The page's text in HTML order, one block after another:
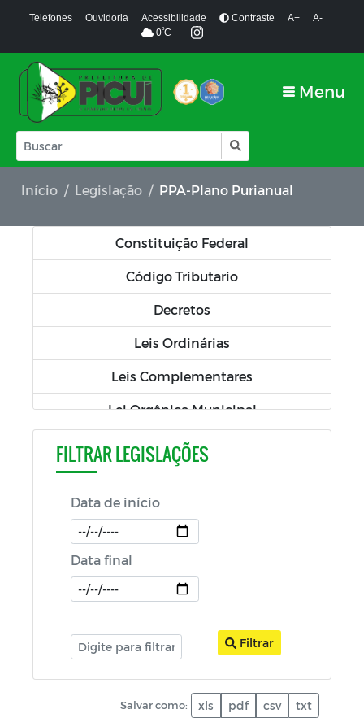
Telefones Ouvidoria Acessibilidade Contraste A+
A-
0ºC
Menu
Início Legislação PPA-Plano Purianual
Constituição Federal
Código Tributario
Decretos
Leis Ordinárias
Leis Complementares
Lei Orgânica Municipal
Salários por Cargo/Função
Fiscais e Gestores de Contratos
PCA-Prestação de Contas Anual
RGF-Relatório de Gestão Fiscal
Orçamentária
LDO-Lei de Diretrizes Orçamentárias
LOA-Lei Orçamentária Anual
FILTRAR LEGISLAÇÕES
Data de início
Data final
Filtrar
Salvar como: xls pdf csv txt